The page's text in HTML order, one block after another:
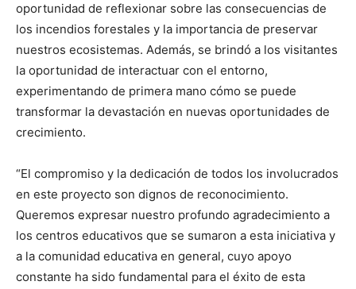
oportunidad de reflexionar sobre las consecuencias de
los incendios forestales y la importancia de preservar
nuestros ecosistemas. Además, se brindó a los visitantes
la oportunidad de interactuar con el entorno,
experimentando de primera mano cómo se puede
transformar la devastación en nuevas oportunidades de
crecimiento.
“El compromiso y la dedicación de todos los involucrados
en este proyecto son dignos de reconocimiento.
Queremos expresar nuestro profundo agradecimiento a
los centros educativos que se sumaron a esta iniciativa y
a la comunidad educativa en general, cuyo apoyo
constante ha sido fundamental para el éxito de esta